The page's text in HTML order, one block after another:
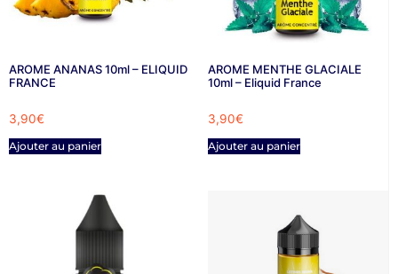
AROME ANANAS 10ml – ELIQUID
FRANCE
3,90€
Ajouter au panier
AROME MENTHE GLACIALE
10ml – Eliquid France
3,90€
Ajouter au panier